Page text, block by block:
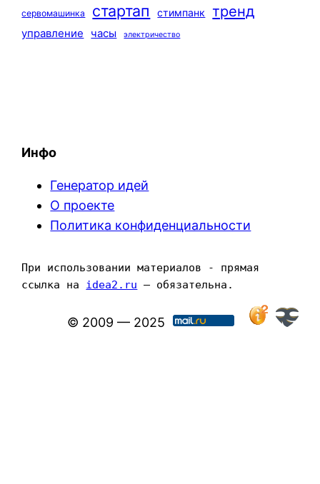
сервомашинка стартап стимпанк тренд
управление часы электричество
Инфо
Генератор идей
О проекте
Политика конфиденциальности
При использовании материалов - прямая
ссылка на idea2.ru — обязательна.
© 2009 — 2025